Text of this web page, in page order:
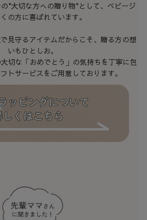
"大切な方への贈り物"として、ベビージ
の方に喜ばれています。
見守るアイテムだからこそ、贈る方の想
いもひとしお。
切な「おめでとう」の気持ちを丁寧に包
トサービスをご用意しております。